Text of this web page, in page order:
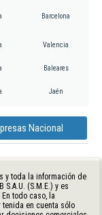
Barcelona
Valencia
Baleares
Jaén
Nacional
y toda la información de
(S.M.E.) y es
En todo caso, la
en cuenta sólo